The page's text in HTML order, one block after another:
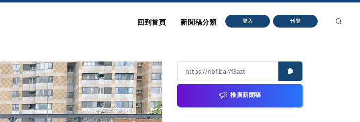
回到首頁 新聞稿分類 登入 刊登
推廣新聞稿